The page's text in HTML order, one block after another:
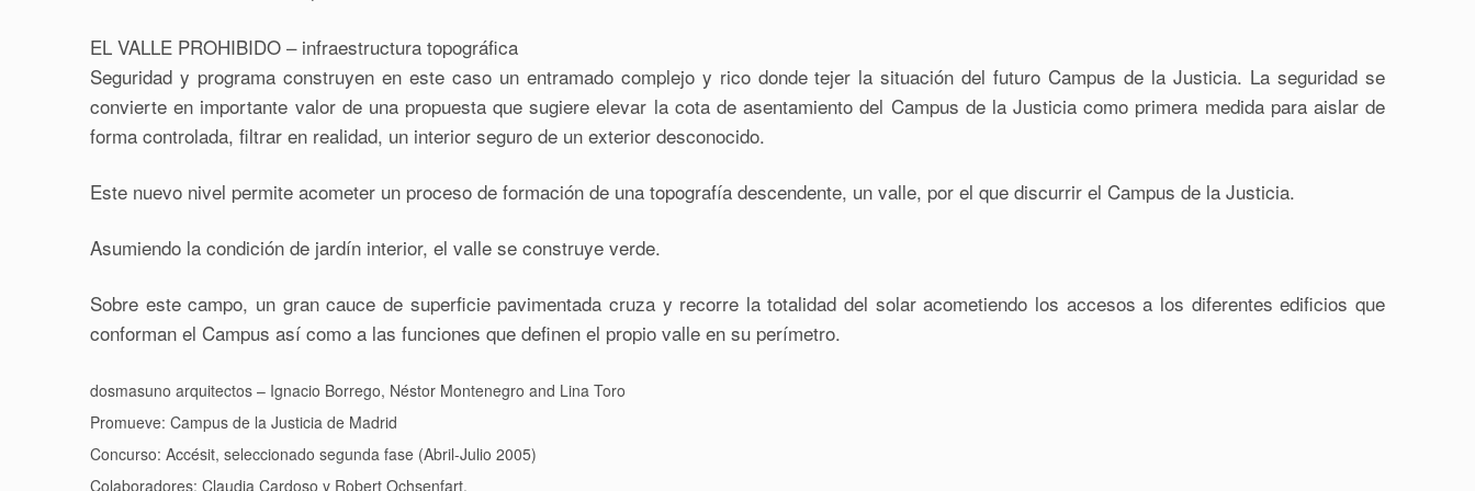
EL VALLE PROHIBIDO – infraestructura topográfica
Seguridad y programa construyen en este caso un entramado complejo y rico donde tejer la situación del futuro Campus de la Justicia. La seguridad se
convierte en importante valor de una propuesta que sugiere elevar la cota de asentamiento del Campus de la Justicia como primera medida para aislar de
forma controlada, filtrar en realidad, un interior seguro de un exterior desconocido.
Este nuevo nivel permite acometer un proceso de formación de una topografía descendente, un valle, por el que discurrir el Campus de la Justicia.
Asumiendo la condición de jardín interior, el valle se construye verde.
Sobre este campo, un gran cauce de superficie pavimentada cruza y recorre la totalidad del solar acometiendo los accesos a los diferentes edificios que
conforman el Campus así como a las funciones que definen el propio valle en su perímetro.
dosmasuno arquitectos – Ignacio Borrego, Néstor Montenegro and Lina Toro
Promueve: Campus de la Justicia de Madrid
Concurso: Accésit, seleccionado segunda fase (Abril-Julio 2005)
Colaboradores: Claudia Cardoso y Robert Ochsenfart.